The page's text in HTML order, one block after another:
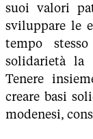
suoi valori
sviluppare le
tempo
solidarietà la
Tenere
creare basi
modenesi,